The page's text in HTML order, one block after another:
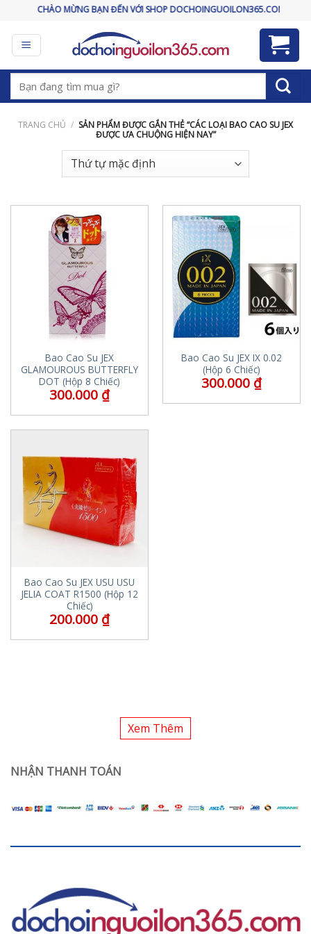
content
CHÀO MỪNG BẠN ĐẾN VỚI SHOP DOCHOINGUOILON365.COM
Tìm
kiếm:
TRANG CHỦ / SẢN PHẨM ĐƯỢC GẮN THẺ “CÁC LOẠI BAO CAO SU JEX
ĐƯỢC ƯA CHUỘNG HIỆN NAY”
Bao Cao Su JEX
GLAMOUROUS BUTTERFLY
DOT (Hộp 8 Chiếc)
300.000 ₫
Bao Cao Su JEX IX 0.02
(Hộp 6 Chiếc)
300.000 ₫
Bao Cao Su JEX USU USU
JELIA COAT R1500 (Hộp 12
Chiếc)
200.000 ₫
Xem Thêm
NHẬN THANH TOÁN